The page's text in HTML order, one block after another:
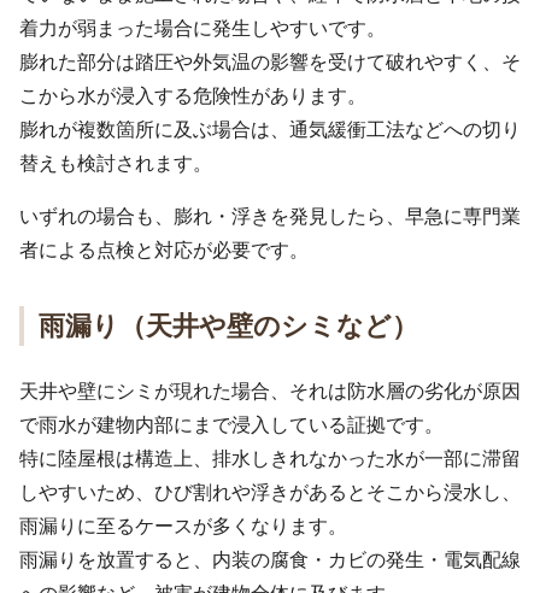
着力が弱まった場合に発生しやすいです。
膨れた部分は踏圧や外気温の影響を受けて破れやすく、そ
こから水が浸入する危険性があります。
膨れが複数箇所に及ぶ場合は、通気緩衝工法などへの切り
替えも検討されます。
いずれの場合も、膨れ・浮きを発見したら、早急に専門業
者による点検と対応が必要です。
雨漏り（天井や壁のシミなど）
天井や壁にシミが現れた場合、それは防水層の劣化が原因
で雨水が建物内部にまで浸入している証拠です。
特に陸屋根は構造上、排水しきれなかった水が一部に滞留
しやすいため、ひび割れや浮きがあるとそこから浸水し、
雨漏りに至るケースが多くなります。
雨漏りを放置すると、内装の腐食・カビの発生・電気配線